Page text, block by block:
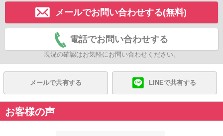
メールでお問い合わせする(無料)
電話でお問い合わせする
現況の確認はお気軽にお問い合わせください。
メールで共有する LINEで共有する
お客様の声